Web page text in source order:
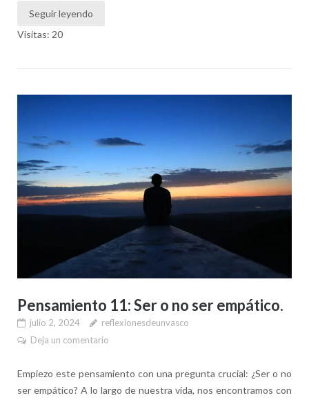
Seguir leyendo
Visitas: 20
Pensamiento 11: Ser o no ser empático.
julio 2, 2024
reflexionesdeunvasco
Deja un comentario
Empiezo este pensamiento con una pregunta crucial: ¿Ser o no
ser empático? A lo largo de nuestra vida, nos encontramos con